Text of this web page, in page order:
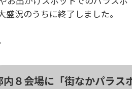
況のうちに終了しました。
内８会場に 「街なかパラス